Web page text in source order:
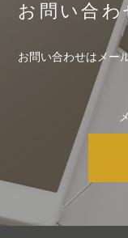
お問い合わ
お問い合わせはメー